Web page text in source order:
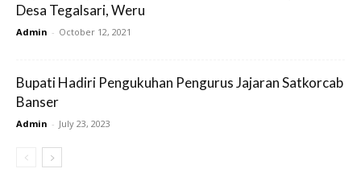
Desa Tegalsari, Weru
Admin - October 12, 2021
Bupati Hadiri Pengukuhan Pengurus Jajaran Satkorcab
Banser
Admin - July 23, 2023